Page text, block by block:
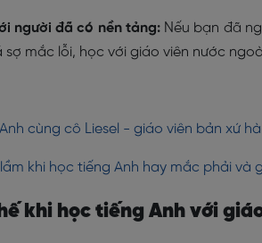
người đã có nền tảng:Nếu bạn đã
sợ mắc lỗi, học với giáo viên nước
cùng cô Liesel - giáo viên bản xứ
khi học tiếng Anh hay mắc phải và
khi học tiếng Anh với